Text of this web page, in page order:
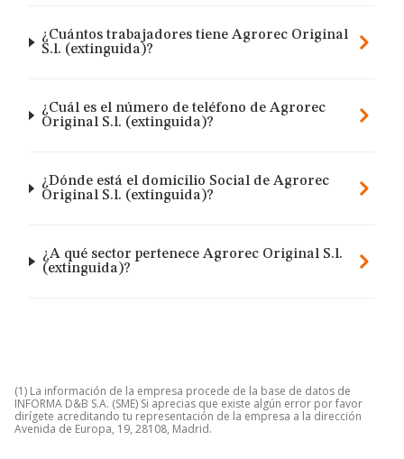
¿Cuántos trabajadores tiene Agrorec Original
S.l. (extinguida)?
¿Cuál es el número de teléfono de Agrorec
Original S.l. (extinguida)?
¿Dónde está el domicilio Social de Agrorec
Original S.l. (extinguida)?
¿A qué sector pertenece Agrorec Original S.l.
(extinguida)?
(1) La información de la empresa procede de la base de datos de
INFORMA D&B S.A. (SME) Si aprecias que existe algún error por favor
dirígete acreditando tu representación de la empresa a la dirección
Avenida de Europa, 19, 28108, Madrid.